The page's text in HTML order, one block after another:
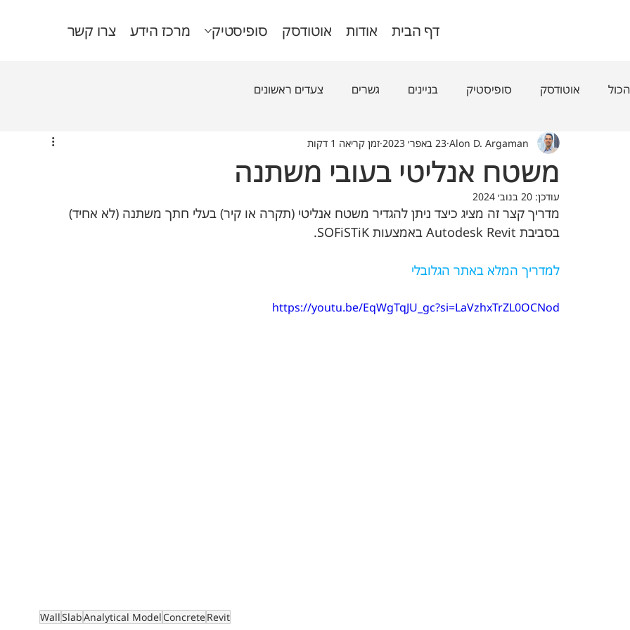
דף הבית אודות אוטודסק סופיסטיק מרכז הידע צרו קשר
הכול אוטודסק סופיסטיק בניינים גשרים צעדים ראשונים
משטח אנליטי בעובי משתנה
Alon D. Argaman 23 באפר׳ 2023 זמן קריאה 1 דקות
עודכן: 20 בנוב׳ 2024
מדריך קצר זה מציג כיצד ניתן להגדיר משטח אנליטי (תקרה או קיר) בעלי חתך משתנה (לא אחיד)
בסביבת Autodesk Revit באמצעות SOFiSTiK.
למדריך המלא באתר הגלובלי
https://youtu.be/EqWgTqJU_gc?si=LaVzhxTrZL0OCNod
Revit
Concrete
Analytical Model
Slab
Wall